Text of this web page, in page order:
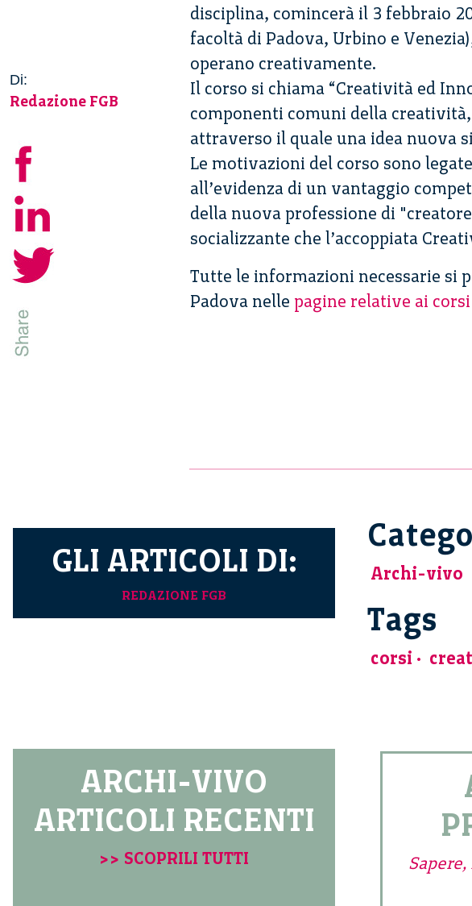
Di:
Redazione FGB
disciplina, comincerà il 3 febbraio
facoltà di Padova, Urbino e
operano creativamente.
Il corso si chiama “Creatività ed
componenti comuni della
attraverso il quale una idea nuova
Le motivazioni del corso sono
all’evidenza di un vantaggio
della nuova professione di
socializzante che l’accoppiata
Tutte le informazioni necessarie si
Padova nelle pagine relative ai
GLI ARTICOLI DI:
REDAZIONE FGB
Archi-vivo
Tags
corsi
ARCHI-VIVO
ARTICOLI RECENTI
>> SCOPRILI TUTTI